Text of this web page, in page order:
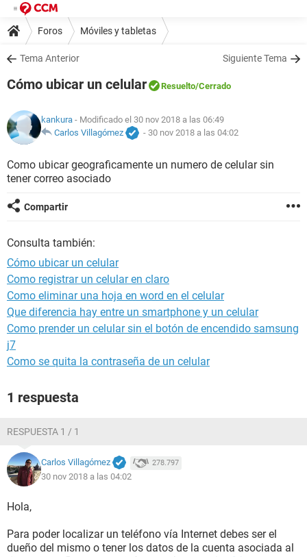
Foros Móviles y tabletas
Tema Anterior Siguiente Tema
Cómo ubicar un celular Resuelto/Cerrado
kankura - Modificado el 30 nov 2018 a las 06:49
Carlos Villagómez
- 30 nov 2018 a las 04:02
Como ubicar geograficamente un numero de celular sin
tener correo asociado
Compartir
Consulta también:
Cómo ubicar un celular
Como registrar un celular en claro
Como eliminar una hoja en word en el celular
Que diferencia hay entre un smartphone y un celular
Como prender un celular sin el botón de encendido samsung
j7
Como se quita la contraseña de un celular
1 respuesta
RESPUESTA 1 / 1
Carlos Villagómez 278.797
30 nov 2018 a las 04:02
Hola,
Para poder localizar un teléfono vía Internet debes ser el
dueño del mismo o tener los datos de la cuenta asociada al